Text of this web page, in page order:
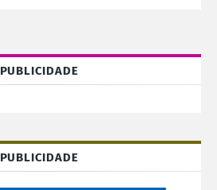
PUBLICIDADE
PUBLICIDADE